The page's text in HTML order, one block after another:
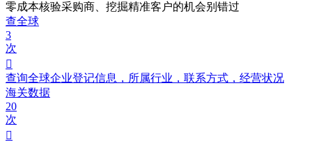
零成本核验采购商、挖掘精准客户的机会别错过
查全球
3
次

查询全球企业登记信息，所属行业，联系方式，经营状况
海关数据
20
次
